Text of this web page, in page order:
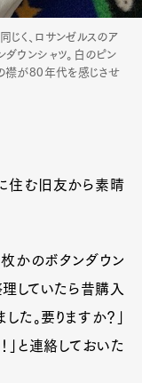
じく、ロサンゼルスのア
ダウンシャツ。白のピン
の襟が80年代を感じさせ
に住む旧友から素晴
かのボタンダウン
理していたら昔購入
た。要りますか？」
」と連絡しておいた